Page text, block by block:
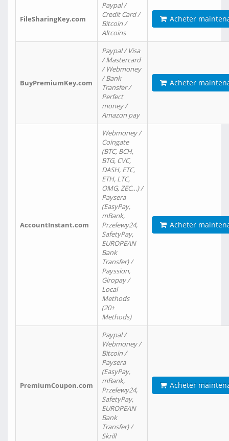
FileSharingKey.com
Paypal /
Credit Card /
Bitcoin /
Altcoins
Acheter
BuyPremiumKey.com
Paypal / Visa
/ Mastercard
/ Webmoney
/ Bank
Transfer /
Perfect
money /
Amazon pay
Acheter
AccountInstant.com
Webmoney /
Coingate
(BTC, BCH,
BTG, CVC,
DASH, ETC,
ETH, LTC,
OMG, ZEC…) /
Paysera
(EasyPay,
mBank,
Przelewy24,
SafetyPay,
EUROPEAN
Bank
Transfer) /
Payssion,
Giropay /
Local
Methods
(20+
Methods)
Acheter
PremiumCoupon.com
Paypal /
Webmoney /
Bitcoin /
Paysera
(EasyPay,
mBank,
Przelewy24,
SafetyPay,
EUROPEAN
Bank
Transfer) /
Skrill
Acheter